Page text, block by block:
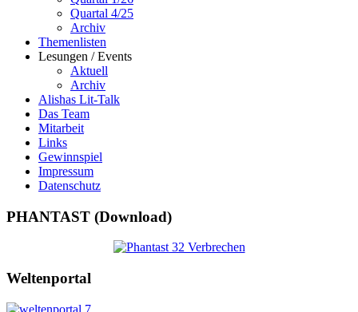
Quartal 4/25
Archiv
Themenlisten
Lesungen / Events
Aktuell
Archiv
Alishas Lit-Talk
Das Team
Mitarbeit
Links
Gewinnspiel
Impressum
Datenschutz
PHANTAST (Download)
Weltenportal